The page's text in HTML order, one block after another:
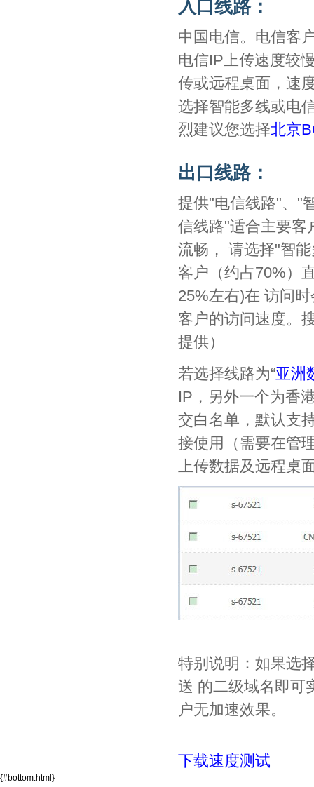
入口线路：
中国电信。电信客
电信IP上传速度较
传或远程桌面，速
选择智能多线或电
烈建议您选择北京
出口线路：
提供"电信线路"、"
信线路"适合主要客
流畅， 请选择"智
客户（约占70%）
25%左右)在 访问
客户的访问速度。
提供）
若选择线路为“亚洲
IP，另外一个为香
交白名单，默认支
接使用（需要在管
上传数据及远程桌
特别说明：如果选
送 的二级域名即可
户无加速效果。
下载速度测试
{#bottom.html}